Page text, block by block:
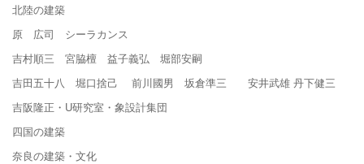
北陸の建築
原 広司 シーラカンス
吉村順三 宮脇檀 益子義弘 堀部安嗣
吉田五十八 堀口捨己 前川國男 坂倉準三 安井武雄 丹下健三
吉阪隆正・U研究室・象設計集団
四国の建築
奈良の建築・文化